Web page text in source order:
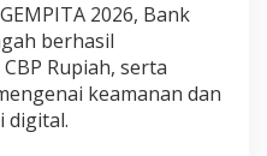
2026, Bank
berhasil
Rupiah, serta
keamanan dan
digital.